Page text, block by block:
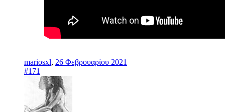
mariosxl, 26 Φεβρουαρίου 2021
#171